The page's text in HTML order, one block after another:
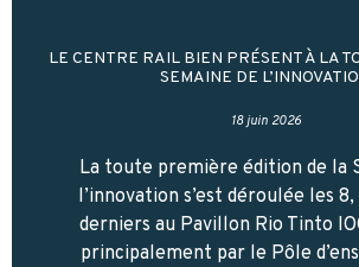
LE CENTRE RAIL BIEN PRÉSENT À LA
SEMAINE DE
18 juin 2026
La toute première édition de la
l’innovation s’est déroulée les
derniers au Pavillon Rio Tinto
principalement par le Pôle